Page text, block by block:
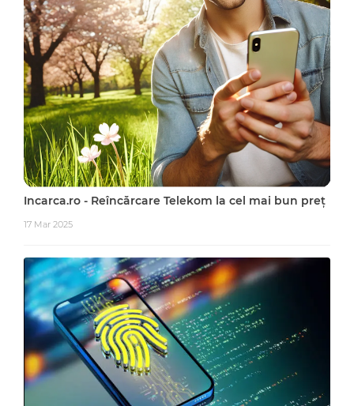
Incarca.ro - Reîncărcare Telekom la cel mai bun preț
17 Mar 2025